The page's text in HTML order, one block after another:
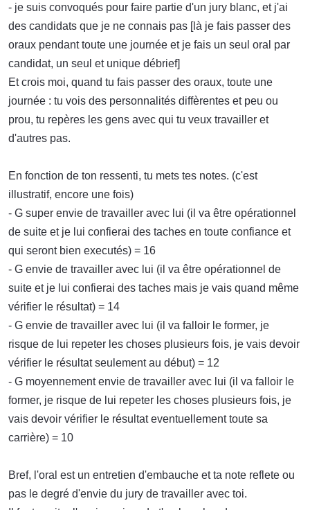
- je suis convoqués pour faire partie d'un jury blanc, et j'ai
des candidats que je ne connais pas [là je fais passer des
oraux pendant toute une journée et je fais un seul oral par
candidat, un seul et unique débrief]
Et crois moi, quand tu fais passer des oraux, toute une
journée : tu vois des personnalités diffèrentes et peu ou
prou, tu repères les gens avec qui tu veux travailler et
d'autres pas.
En fonction de ton ressenti, tu mets tes notes. (c'est
illustratif, encore une fois)
- G super envie de travailler avec lui (il va être opérationnel
de suite et je lui confierai des taches en toute confiance et
qui seront bien executés) = 16
- G envie de travailler avec lui (il va être opérationnel de
suite et je lui confierai des taches mais je vais quand même
vérifier le résultat) = 14
- G envie de travailler avec lui (il va falloir le former, je
risque de lui repeter les choses plusieurs fois, je vais devoir
vérifier le résultat seulement au début) = 12
- G moyennement envie de travailler avec lui (il va falloir le
former, je risque de lui repeter les choses plusieurs fois, je
vais devoir vérifier le résultat eventuellement toute sa
carrière) = 10
Bref, l'oral est un entretien d'embauche et ta note reflete ou
pas le degré d'envie du jury de travailler avec toi.